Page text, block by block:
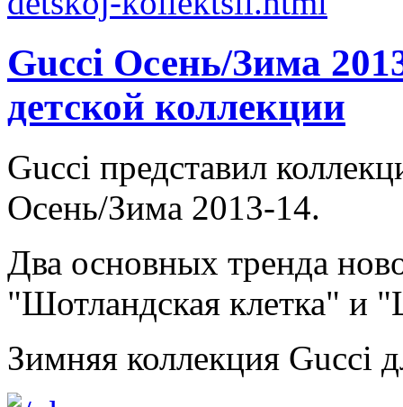
Gucci Осень/Зима
детской коллекции
Gucci представил
Осень/Зима 2013-14.
Два основных тренда
"Шотландская клетка" и
Зимняя коллекция Gucci